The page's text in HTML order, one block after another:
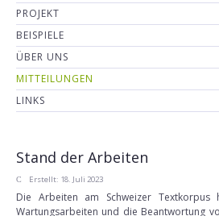
PROJEKT
BEISPIELE
ÜBER UNS
MITTEILUNGEN
LINKS
Stand der Arbeiten
Erstellt: 18. Juli 2023
Die Arbeiten am Schweizer
Wartungsarbeiten und die Beantwortung